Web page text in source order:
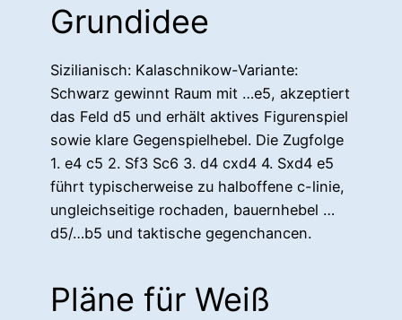
Grundidee
Sizilianisch: Kalaschnikow-Variante:
Schwarz gewinnt Raum mit …e5, akzeptiert
das Feld d5 und erhält aktives Figurenspiel
sowie klare Gegenspielhebel. Die Zugfolge
1. e4 c5 2. Sf3 Sc6 3. d4 cxd4 4. Sxd4 e5
führt typischerweise zu halboffene c-linie,
ungleichseitige rochaden, bauernhebel …
d5/…b5 und taktische gegenchancen.
Pläne für Weiß